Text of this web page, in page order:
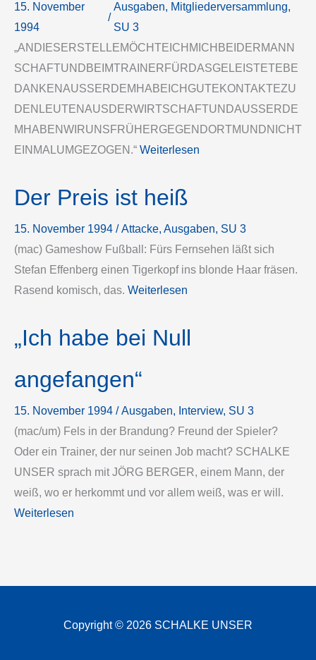
15. November
1994
/
Ausgaben, Mitgliederversammlung
SU 3
„ANDIESERSTELLEMÖCHTEICHMICHBEIDERMANN
SCHAFTUNDBEIMTRAINERFÜRDASGELEISTETEBE
DANKENAUSSERDEMHABEICHGUTEKONTAKTEZU
DENLEUTENAUSDERWIRTSCHAFTUNDAUSSERDE
MHABENWIRUNSFRÜHERGEGENDORTMUNDNICHT
EINMALUMGEZOGEN.“ Weiterlesen
Der Preis ist heiß
15. November 1994 /Attacke, Ausgaben, SU 3
(mac) Gameshow Fußball: Fürs Fernsehen läßt sich
Stefan Effenberg einen Tigerkopf ins blonde Haar fräsen.
Rasend komisch, das. Weiterlesen
„Ich habe bei Null
angefangen“
15. November 1994 /Ausgaben, Interview, SU 3
(mac/um) Fels in der Brandung? Freund der Spieler?
Oder ein Trainer, der nur seinen Job macht? SCHALKE
UNSER sprach mit JÖRG BERGER, einem Mann, der
weiß, wo er herkommt und vor allem weiß, was er will.
Weiterlesen
Copyright © 2026 SCHALKE UNSER